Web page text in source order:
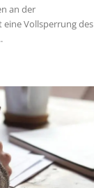
an der
Vollsperrung des